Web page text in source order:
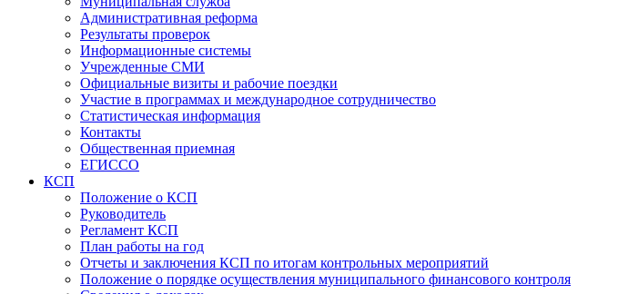
Административная реформа
Результаты проверок
Информационные системы
Учрежденные СМИ
Официальные визиты и рабочие поездки
Участие в программах и международное сотрудничество
Статистическая информация
Контакты
Общественная приемная
ЕГИССО
КСП
Положение о КСП
Руководитель
Регламент КСП
План работы на год
Отчеты и заключения КСП по итогам контрольных мероприятий
Положение о порядке осуществления муниципального финансового контроля